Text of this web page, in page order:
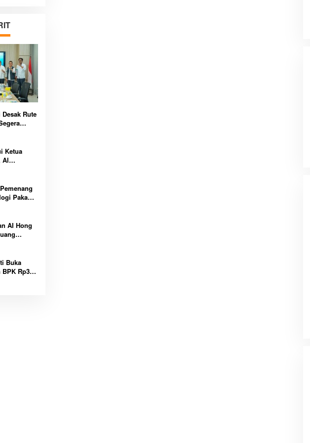
Rute
Dongkrak
Ketua
Al
Pakan
AI Hong
Muda
Buka
Rp3,1